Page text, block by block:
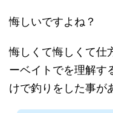
悔しいですよね？
悔しくて悔しくて仕
ーベイトでを理解す
けで釣りをした事が